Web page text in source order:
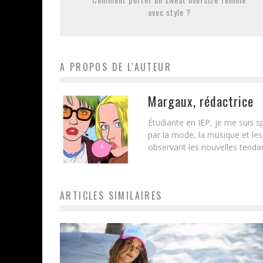
avec style ?
A PROPOS DE L'AUTEUR
Margaux, rédactrice
Étudiante en IEP, je me suis
par la mode, la musique et
observant les nouvelles
ARTICLES SIMILAIRES